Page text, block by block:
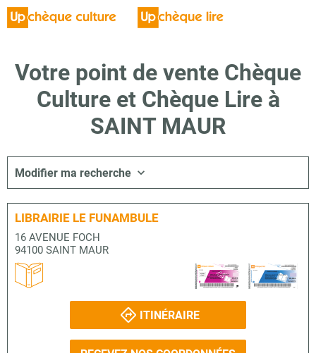
Votre point de vente Chèque
Culture et Chèque Lire à
SAINT MAUR
Modifier ma recherche
LIBRAIRIE LE FUNAMBULE
16 AVENUE FOCH
94100 SAINT MAUR
ITINÉRAIRE